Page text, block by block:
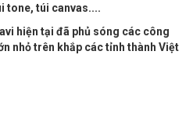
tone, túi canvas....
hiện tại đã phủ sóng các công
nhỏ trên khắp các tỉnh thành Việt